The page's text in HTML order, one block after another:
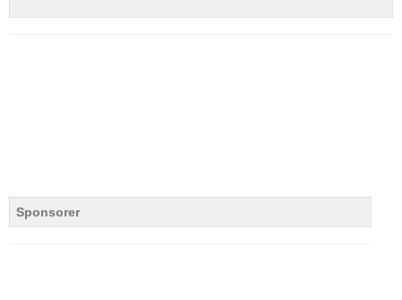
Sponsorer